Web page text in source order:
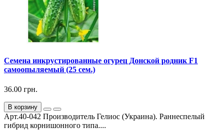
Семена инкрустированные огурец Донской родник F1
самоопыляемый (25 сем.)
36.00 грн.
В корзину
Арт.40-042 Производитель Гелиос (Украина). Раннеспелый
гибрид корнишонного типа....